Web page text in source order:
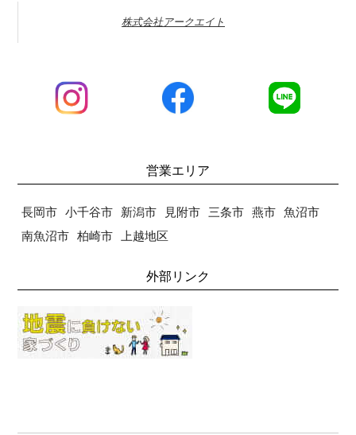
株式会社アークエイト
営業エリア
長岡市 小千谷市 新潟市 見附市 三条市 燕市
魚沼市
南魚沼市
柏崎市 上越地区
外部リンク